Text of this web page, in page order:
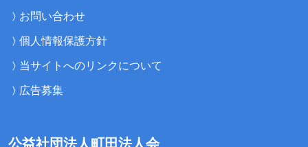
お問い合わせ
個人情報保護方針
当サイトへのリンクについて
広告募集
公益社団法人町田法人会